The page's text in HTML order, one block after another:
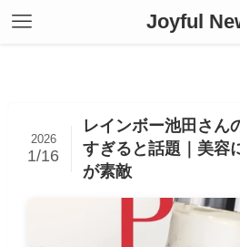
Joyful
レインボー池田さん
すぎると話題｜美容
が素敵
2026
1/16